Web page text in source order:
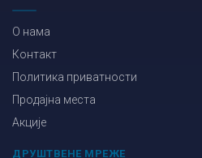
О нама
Контакт
Политика приватности
Продајна места
Акције
ДРУШТВЕНЕ МРЕЖЕ